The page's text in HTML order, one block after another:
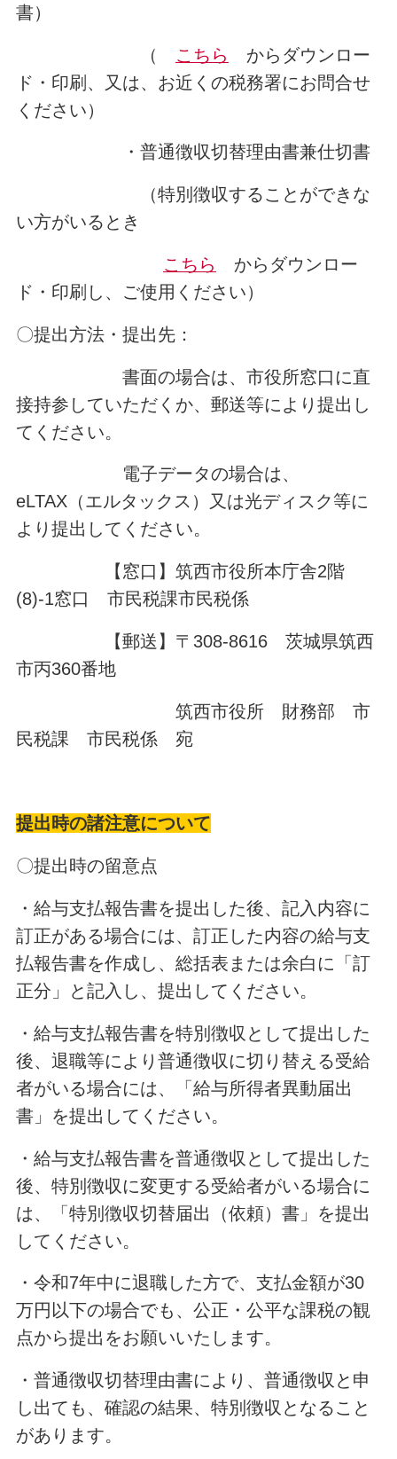
書）
（ こちら
からダウンロー
ド・印刷、又は、お近くの税務署にお問合せ
ください）
・普通徴収切替理由書兼仕切書
（特別徴収することができな
い方がいるとき
こちら
からダウンロー
ド・印刷し、ご使用ください）
〇提出方法・提出先：
書面の場合は、市役所窓口に直
接持参していただくか、郵送等により提出し
てください。
電子データの場合は、
eLTAX（エルタックス）又は光ディスク等に
より提出してください。
【窓口】筑西市役所本庁舎2階
(8)-1窓口 市民税課市民税係
【郵送】〒308-8616 茨城県筑西
市丙360番地
筑西市役所 財務部 市
民税課 市民税係 宛
提出時の諸注意について
〇提出時の留意点
・給与支払報告書を提出した後、記入内容に
訂正がある場合には、訂正した内容の給与支
払報告書を作成し、総括表または余白に「訂
正分」と記入し、提出してください。
・給与支払報告書を特別徴収として提出した
後、退職等により普通徴収に切り替える受給
者がいる場合には、「給与所得者異動届出
書」を提出してください。
・給与支払報告書を普通徴収として提出した
後、特別徴収に変更する受給者がいる場合に
は、「特別徴収切替届出（依頼）書」を提出
してください。
・令和7年中に退職した方で、支払金額が30
万円以下の場合でも、公正・公平な課税の観
点から提出をお願いいたします。
・普通徴収切替理由書により、普通徴収と申
し出ても、確認の結果、特別徴収となること
があります。